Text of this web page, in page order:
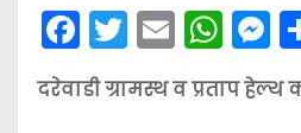
F
a
c
T
w
itt
E
m
ai
W
h
a
M
e
s
दरेवाडी ग्रामस्थ व प्रताप